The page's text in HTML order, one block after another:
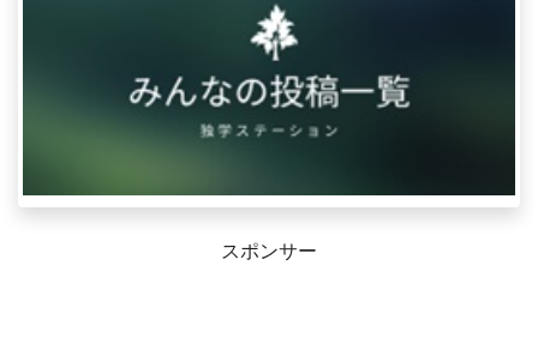
スポンサー